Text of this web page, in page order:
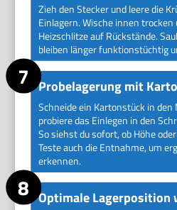
Zieh den Stecker und leere die
Einlagern. Wische innen
Heizschlitze auf Rückstände.
bleiben länger funktionstüchtig
Probelagerung mit
Schneide ein Kartonstück in
probiere das Einlegen in den
So siehst du sofort, ob Höhe
Teste auch die Entnahme, um
erkennen.
Optimale Lagerposition